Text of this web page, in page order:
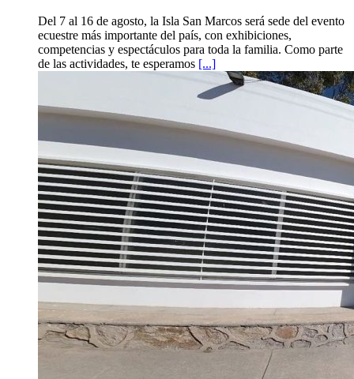
Del 7 al 16 de agosto, la Isla San Marcos será sede del evento
ecuestre más importante del país, con exhibiciones,
competencias y espectáculos para toda la familia. Como parte
de las actividades, te esperamos [...]